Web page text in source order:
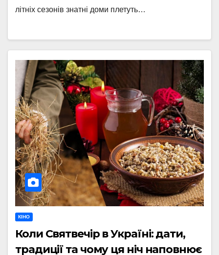
літніх сезонів знатні доми плетуть…
КІНО
Коли Святвечір в Україні: дати,
традиції та чому ця ніч наповнює